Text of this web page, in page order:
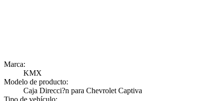
Marca:
KMX
Modelo de producto:
Caja Direcci?n para Chevrolet Captiva
Tipo de vehículo: